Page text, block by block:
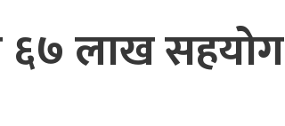
६७ लाख सहयोग